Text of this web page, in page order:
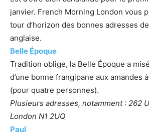
janvier. French Morning London vous
tour d’horizon des bonnes adresses
anglaise.
Belle Époque
Tradition oblige, la Belle Époque a
d’une bonne frangipane aux amandes
(pour quatre personnes).
Plusieurs adresses, notamment : 262
London N1 2UQ
Paul